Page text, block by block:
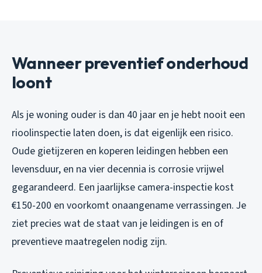
Wanneer preventief onderhoud
loont
Als je woning ouder is dan 40 jaar en je hebt nooit een
rioolinspectie laten doen, is dat eigenlijk een risico.
Oude gietijzeren en koperen leidingen hebben een
levensduur, en na vier decennia is corrosie vrijwel
gegarandeerd. Een jaarlijkse camera-inspectie kost
€150-200 en voorkomt onaangename verrassingen. Je
ziet precies wat de staat van je leidingen is en of
preventieve maatregelen nodig zijn.